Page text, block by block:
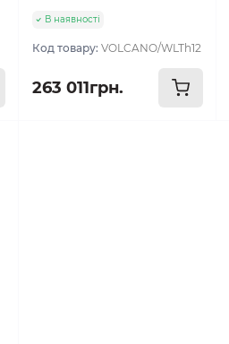
В наявності
Код товару: VOLCANO/WLTh12
263 011грн.